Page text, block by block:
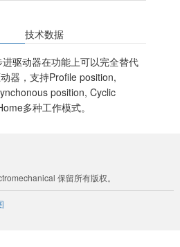
技术数据
驱动器在功能上可以完全替代
器，支持Profile position,
position, Cyclic
多种工作模式。
保留所有版权。